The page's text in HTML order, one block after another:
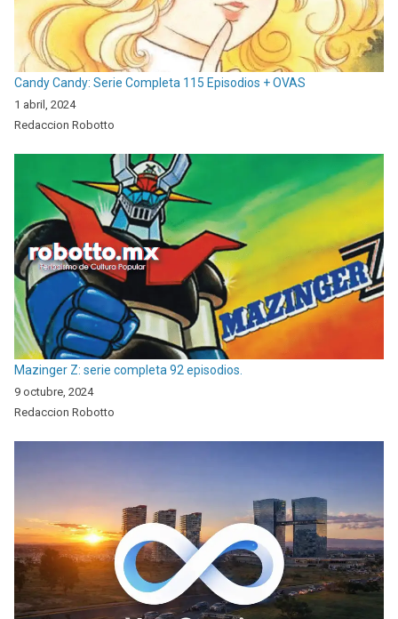
Candy Candy: Serie Completa 115 Episodios + OVAS
1 abril, 2024
Redaccion Robotto
Mazinger Z: serie completa 92 episodios.
9 octubre, 2024
Redaccion Robotto